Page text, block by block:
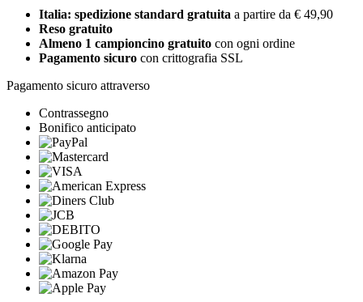
Italia: spedizione standard gratuita a partire da € 49,90
Reso gratuito
Almeno 1 campioncino gratuito con ogni ordine
Pagamento sicuro con crittografia SSL
Pagamento sicuro attraverso
Contrassegno
Bonifico anticipato